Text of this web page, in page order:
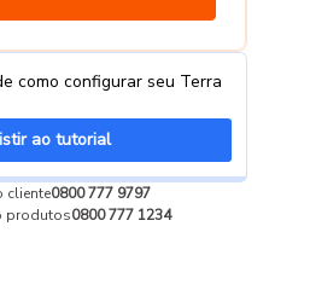
como configurar seu Terra
ao tutorial
cliente0800 777 9797
produtos0800 777 1234